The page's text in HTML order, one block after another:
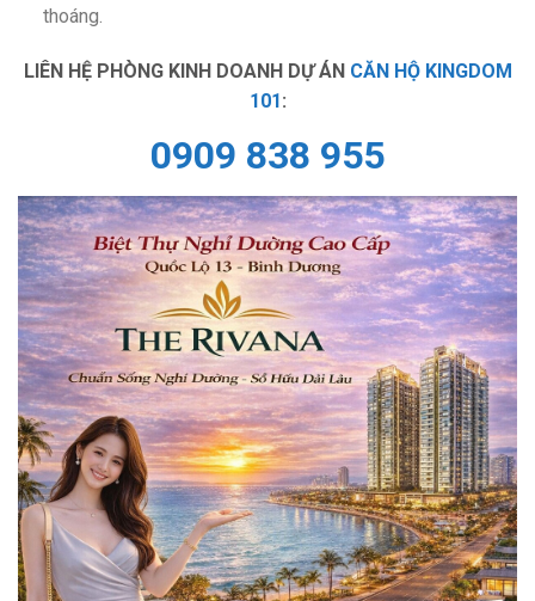
thoáng.
LIÊN HỆ PHÒNG KINH DOANH DỰ ÁN CĂN HỘ KINGDOM
101:
0909 838 955